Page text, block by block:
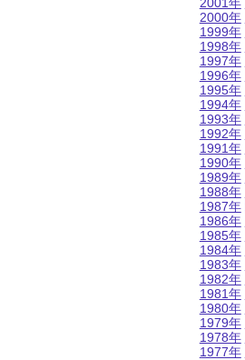
2000年
1999年
1998年
1997年
1996年
1995年
1994年
1993年
1992年
1991年
1990年
1989年
1988年
1987年
1986年
1985年
1984年
1983年
1982年
1981年
1980年
1979年
1978年
1977年